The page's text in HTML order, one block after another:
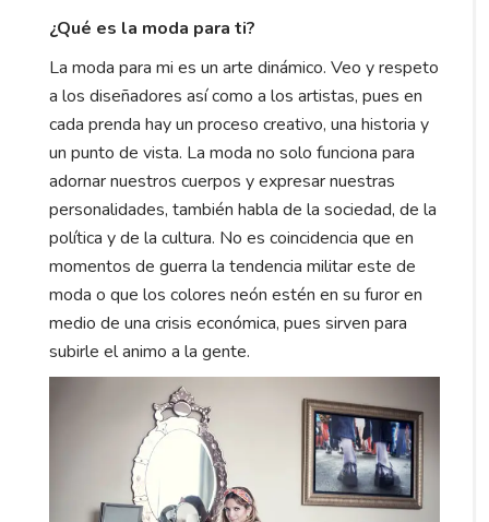
¿Qué es la moda para ti?
La moda para mi es un arte dinámico. Veo y respeto
a los diseñadores así como a los artistas, pues en
cada prenda hay un proceso creativo, una historia y
un punto de vista. La moda no solo funciona para
adornar nuestros cuerpos y expresar nuestras
personalidades, también habla de la sociedad, de la
política y de la cultura. No es coincidencia que en
momentos de guerra la tendencia militar este de
moda o que los colores neón estén en su furor en
medio de una crisis económica, pues sirven para
subirle el animo a la gente.